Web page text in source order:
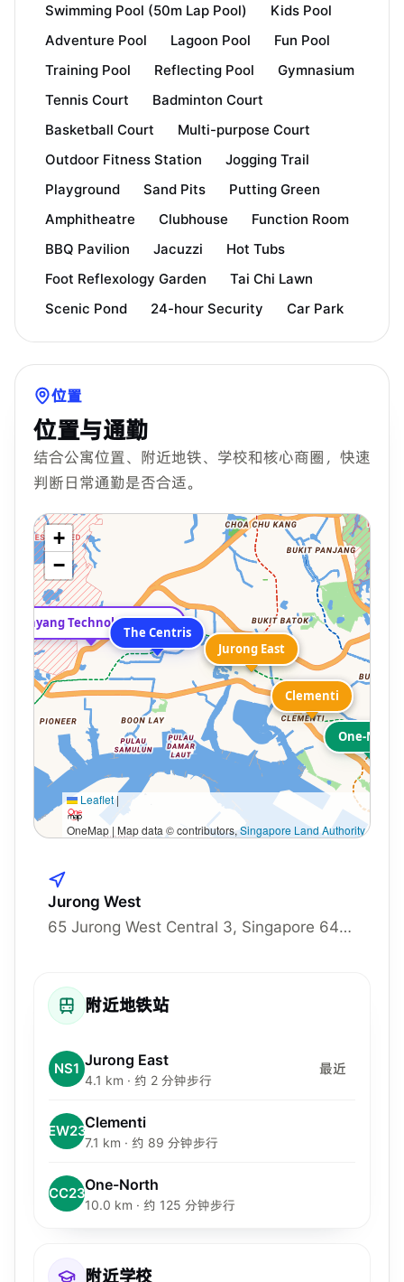
Swimming Pool (50m Lap Pool)
Kids Pool
Adventure Pool
Lagoon Pool
Fun Pool
Training Pool
Reflecting Pool
Gymnasium
Tennis Court
Badminton Court
Basketball Court
Multi-purpose Court
Outdoor Fitness Station
Jogging Trail
Playground
Sand Pits
Putting Green
Amphitheatre
Clubhouse
Function Room
BBQ Pavilion
Jacuzzi
Hot Tubs
Foot Reflexology Garden
Tai Chi Lawn
Scenic Pond
24-hour Security Car Park
位置
位置与通勤
结合公寓位置、附近地铁、学校和核心商圈，快速
判断日常通勤是否合适。
The Centris
Jurong East
Clementi
One-North
Nanyang Technological University
Jurong East
Clementi
+
−
Leaflet|
OneMap | Map data © contributors,Singapore Land Authority
Jurong West
65 Jurong West Central 3, Singapore 648332, 648332
附近地铁站
NS1 Jurong East
4.1 km · 约 2 分钟步行
最近
EW23Clementi
7.1 km · 约 89 分钟步行
CC23One-North
10.0 km · 约 125 分钟步行
附近学校